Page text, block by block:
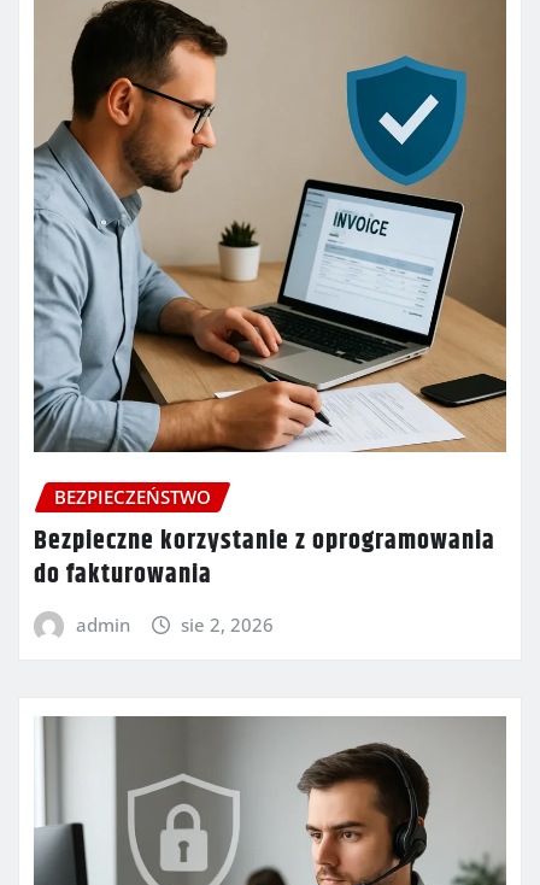
BEZPIECZEŃSTWO
Bezpieczne korzystanie z oprogramowania
do fakturowania
admin sie 2, 2026